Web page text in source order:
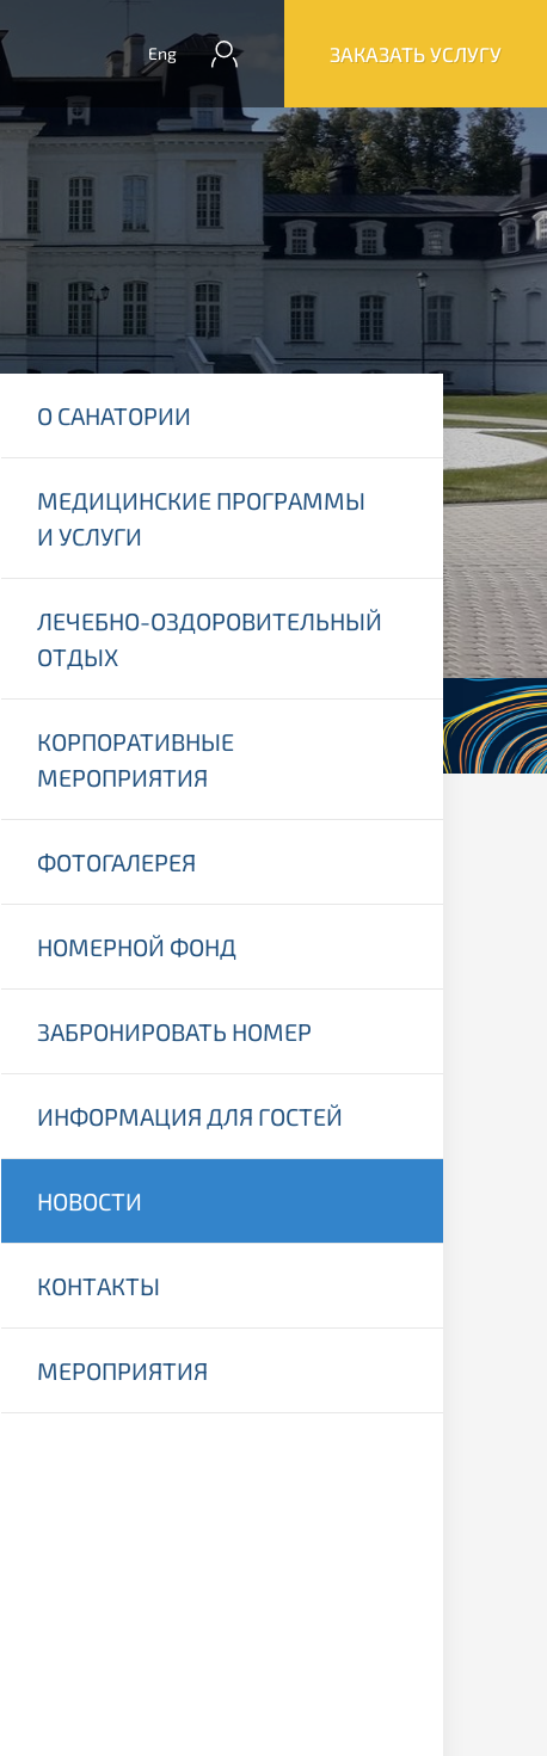
Eng ЗАКАЗАТЬ УСЛУГУ
О САНАТОРИИ
МЕДИЦИНСКИЕ ПРОГРАММЫ
И УСЛУГИ
ЛЕЧЕБНО-ОЗДОРОВИТЕЛЬНЫЙ
ОТДЫХ
КОРПОРАТИВНЫЕ
МЕРОПРИЯТИЯ
ФОТОГАЛЕРЕЯ
НОМЕРНОЙ ФОНД
ЗАБРОНИРОВАТЬ НОМЕР
ИНФОРМАЦИЯ ДЛЯ ГОСТЕЙ
НОВОСТИ
КОНТАКТЫ
МЕРОПРИЯТИЯ